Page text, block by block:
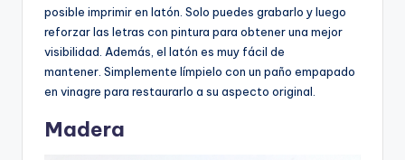
posible imprimir en latón. Solo puedes grabarlo y luego
reforzar las letras con pintura para obtener una mejor
visibilidad. Además, el latón es muy fácil de
mantener. Simplemente límpielo con un paño empapado
en vinagre para restaurarlo a su aspecto original.
Madera